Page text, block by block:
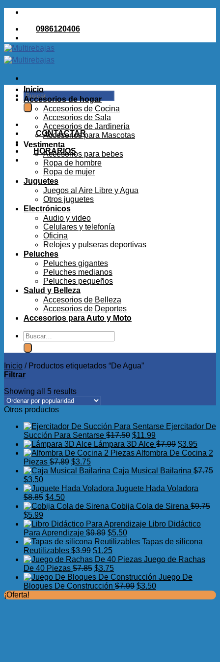
Saltar
contenido0986120406
Buscar
por:
CONTACTAR
HORARIOS
Inicio
Accesorios de hogar
Accesorios de Cocina
Accesorios de Sala
Accesorios de Jardinería
Accesorios para Mascotas
Vestimenta
Accesorios para bebes
Ropa de hombre
Ropa de mujer
Juguetes
Juegos al Aire Libre y Agua
Otros juguetes
Electrónicos
Audio y video
Celulares y telefonía
Oficina
Relojes y pulseras deportivas
Peluches
Peluches gigantes
Peluches medianos
Peluches pequeños
Salud y Belleza
Accesorios de Belleza
Accesorios de Deportes
Accesorios para Auto y Moto
Buscar
por:
Inicio /Productos etiquetados “De Agua”
Filtrar
Showing all 5 results
Otros productos
Ejercitador De
Succión Para Sentarse $17.50 El
precio
original
$17.50.
$11.99
precio
actual
$11.99.
Lámpara 3D Alce $7.99 El
precio
era:
$3.95El
precio
es:
Alfombra De Cocina 2
Piezas $7.89 El
precio
era:
$3.75El
precio
es:
Caja Musical Bailarina $7.75
El
precio
original
era:
$7.75.
$3.50El
precio
actual
es:
Juguete Hada Voladora
$8.85 El
precio
era:
$8.85.
$4.50El
precio
es:
$4.50.
Cobija Cola de Sirena $9.75
El
precio
original
era:
$9.75.
$5.99
precio
actual
es:
$5.99.
Libro Didáctico
Para Aprendizaje $9.89 El
precio
original
era:
$9.89.
$5.50El
precio
es:
Tapas de silicona
Reutilizables $3.99 El
precio
original
era:
$3.99.
$1.25El
precio
actual
es:
$1.25.
Juego de Rachas
De 40 Piezas $7.85 El
precio
original
$3.75El
precio
actual
Juego De
Bloques De Construcción $7.99 El
$3.50El
¡Oferta!